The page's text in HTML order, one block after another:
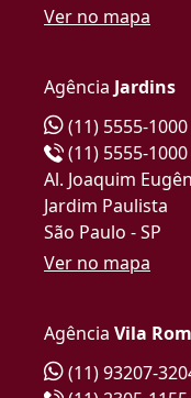
Ver no mapa
Agência Jardins
(11) 5555-1000
(11) 5555-1000
Al. Joaquim
Jardim Paulista
São Paulo - SP
Ver no mapa
Agência Vila
(11) 93207-